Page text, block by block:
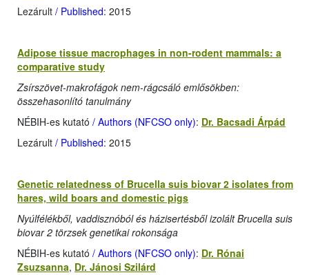
Lezárult / Published: 2015
Adipose tissue macrophages in non-rodent mammals: a
comparative study
Zsírszövet-makrofágok nem-rágcsáló emlősökben:
összehasonlító tanulmány
NÉBIH-es kutató / Authors (NFCSO only): Dr. Bacsadi Árpád
Lezárult / Published: 2015
Genetic relatedness of Brucella suis biovar 2 isolates from
hares, wild boars and domestic pigs
Nyúlfélékből, vaddisznóból és házisertésből izolált Brucella suis
biovar 2 törzsek genetikai rokonsága
NÉBIH-es kutató / Authors (NFCSO only): Dr. Rónai
Zsuzsanna, Dr. Jánosi Szilárd